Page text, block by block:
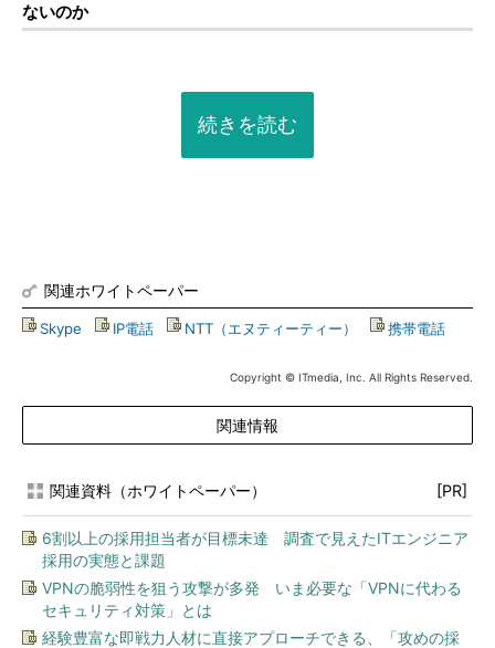
ないのか
続きを読む
関連ホワイトペーパー
Skype IP電話 NTT（エヌティーティー） 携帯電話
Copyright © ITmedia, Inc. All Rights Reserved.
関連情報
関連資料（ホワイトペーパー） [PR]
6割以上の採用担当者が目標未達 調査で見えたITエンジニア
採用の実態と課題
VPNの脆弱性を狙う攻撃が多発 いま必要な「VPNに代わる
セキュリティ対策」とは
経験豊富な即戦力人材に直接アプローチできる、「攻めの採